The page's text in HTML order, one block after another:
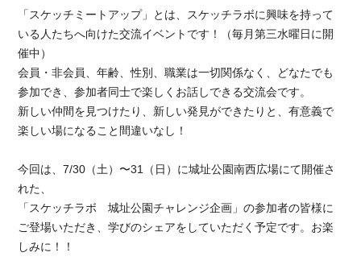
「スケッチミートアップ」とは、スケッチラボに興味を持って
いる人たちへ向けた交流イベントです！（毎月第三水曜日に開
催中）
会員・非会員、年齢、性別、職業は一切関係なく、どなたでも
参加でき、参加者同士で楽しくお話しできる交流会です。
新しい仲間を見つけたり、新しい発見ができたりと、有意義で
楽しい場になること間違いなし！
今回は、7/30（土）〜31（日）に城址公園南西広場にて開催さ
れた、
「スケッチラボ 城址公園チャレンジ企画」の参加者の皆様に
ご登場いただき、学びのシェアをしていただく予定です。お楽
しみに！！